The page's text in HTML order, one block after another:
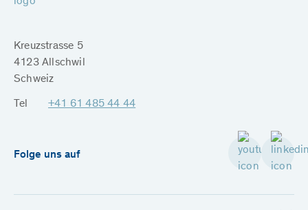
Kreuzstrasse 5
4123 Allschwil
Schweiz
Tel +41 61 485 44 44
Folge uns auf